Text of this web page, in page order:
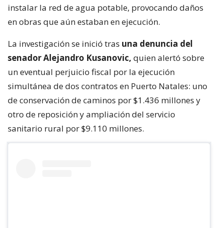
instalar la red de agua potable, provocando daños
en obras que aún estaban en ejecución.
La investigación se inició tras una denuncia del
senador Alejandro Kusanovic, quien alertó sobre
un eventual perjuicio fiscal por la ejecución
simultánea de dos contratos en Puerto Natales: uno
de conservación de caminos por $1.436 millones y
otro de reposición y ampliación del servicio
sanitario rural por $9.110 millones.